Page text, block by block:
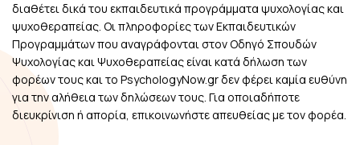
διαθέτει δικά του εκπαιδευτικά προγράμματα ψυχολογίας και
ψυχοθεραπείας. Οι πληροφορίες των Εκπαιδευτικών
Προγραμμάτων που αναγράφονται στον Οδηγό Σπουδών
Ψυχολογίας και Ψυχοθεραπείας είναι κατά δήλωση των
φορέων τους και το PsychologyNow.gr δεν φέρει καμία ευθύνη
για την αλήθεια των δηλώσεων τους. Για οποιαδήποτε
διευκρίνιση ή απορία, επικοινωνήστε απευθείας με τον φορέα.